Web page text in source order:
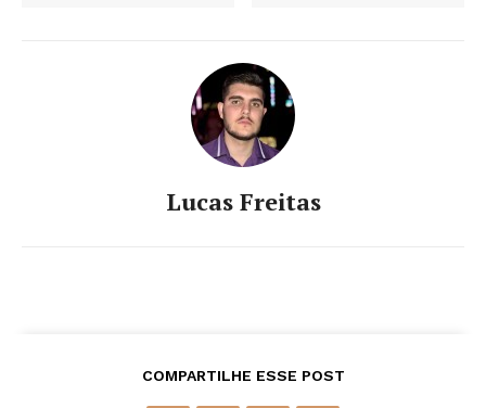
Lucas Freitas
COMPARTILHE ESSE POST